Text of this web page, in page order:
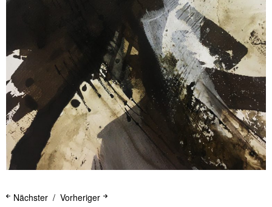
Vorheriger
Nächster